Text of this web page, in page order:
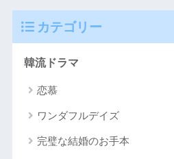
カテゴリー
韓流ドラマ
恋慕
ワンダフルデイズ
完璧な結婚のお手本